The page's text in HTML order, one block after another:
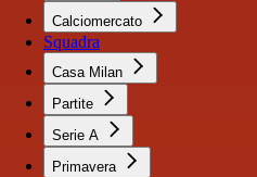
Calciomercato
Squadra
Casa Milan
Partite
Serie A
Primavera